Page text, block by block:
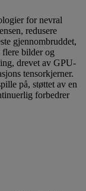
for nevral
redusere
gjennombruddet,
bilder og
drevet av GPU-
tensorkjerner.
på, støttet av en
forbedrer